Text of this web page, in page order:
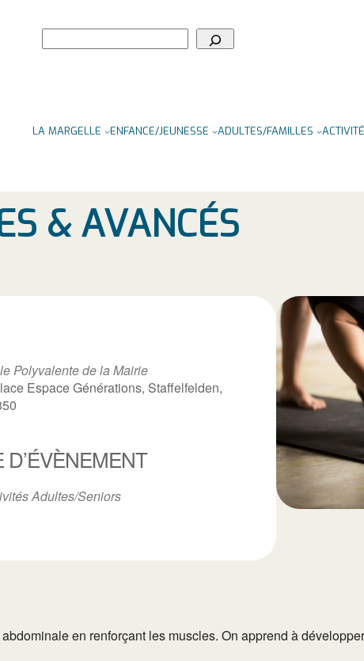
LA MARGELLE ENFANCE/JEUNESSE ADULTES/FAMILLES
& AVANCÉS
iCalendar
Polyvalente de la Mairie
Espace Générations, Staffelfelden,
D’ÉVÈNEMENT
Adultes/Seniors
en renforçant les muscles. On apprend à